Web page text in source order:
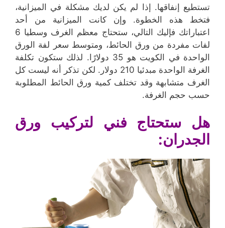
تستطيع إنفاقها. إذا لم يكن لديك مشكلة في الميزانية،
فتخط هذه الخطوة. وإن كانت الميزانية من أحد
اعتباراتك فإليك التالي، ستحتاج معظم الغرف وسطيا 6
لفات مفردة من ورق الحائط، ومتوسط ​​سعر لفة الورق
الواحدة في الكويت هو 35 دولارًا. لذلك ستكون تكلفة
الغرفة الواحدة مبدئيا 210 دولار. لكن تذكر أنه ليست كل
الغرف متشابهة وقد تختلف كمية ورق الحائط المطلوبة
حسب حجم الغرفة.
هل ستحتاج فني لتركيب ورق
الجدران: